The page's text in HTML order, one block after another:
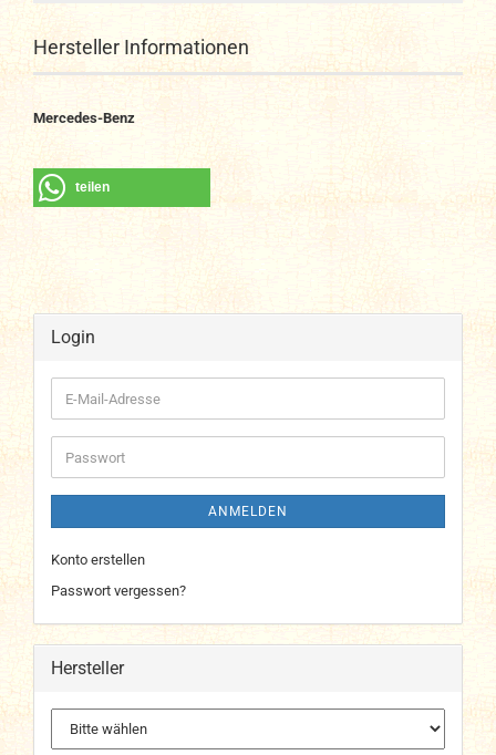
Hersteller Informationen
Mercedes-Benz
teilen
Login
E-
Mail-
Adresse
Passwort
ANMELDEN
Konto erstellen
Passwort vergessen?
Hersteller